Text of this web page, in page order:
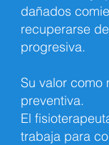
dañados
recuperarse
progresiva.
Su valor como
preventiva.
El
trabaja para